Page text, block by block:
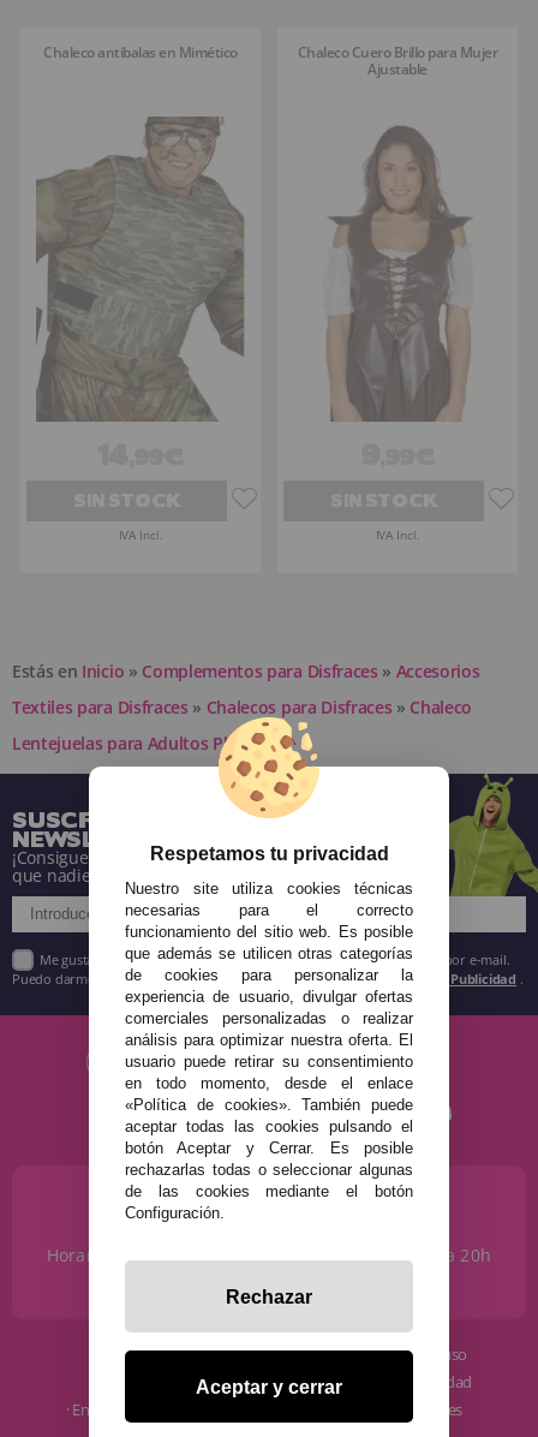
Chaleco antibalas en Mimético
IVA Incl.
Chaleco Cuero Brillo para Mujer
Ajustable
IVA Incl.
Estás en Inicio » Complementos para Disfraces » Accesorios
Textiles para Disfraces » Chalecos para Disfraces » Chaleco
Lentejuelas para Adultos Plateado ^
SUSCRÍBETE A NUESTRA
NEWSLETTER
¡Consigue descuentos y entérate de todo antes
que nadie!
Me gustaría recibir descuentos exclusivos, novedades y tendencias por e-mail.
Puedo darme de baja cuando quiera según lo recogido en la Política de Publicidad .
¿NECESITAS AYUDA?
Horario de Lunes a Sábados de 10 a 14h y de 17 a 20h
info@disfracestuyyo.com
· Quiénes somos
· Envíos y Devoluciones
· Condiciones de uso
· Política de privacidad
· Política de cookies
Respetamos tu privacidad
Nuestro site utiliza cookies técnicas
necesarias para el correcto
funcionamiento del sitio web. Es posible
que además se utilicen otras categorías
de cookies para personalizar la
experiencia de usuario, divulgar ofertas
comerciales personalizadas o realizar
análisis para optimizar nuestra oferta. El
usuario puede retirar su consentimiento
en todo momento, desde el enlace
«Política de cookies». También puede
aceptar todas las cookies pulsando el
botón Aceptar y Cerrar. Es posible
rechazarlas todas o seleccionar algunas
de las cookies mediante el botón
Configuración.
Rechazar
Aceptar y cerrar